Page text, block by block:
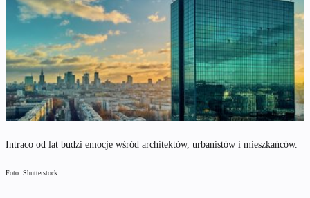
Intraco od lat budzi emocje wśród architektów, urbanistów i mieszkańców.
Foto: Shutterstock